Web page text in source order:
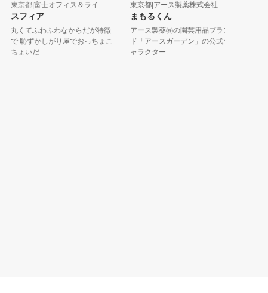
東京都|富士オフィス＆ライ...
スフィア
丸くてふわふわなからだが特徴
で 恥ずかしがり屋でおっちょこ
ちょいだ...
東京都|アース製薬株式会社
まもるくん
アース製薬㈱の園芸用品ブラン
ド「アースガーデン」の公式キ
ャラクター...